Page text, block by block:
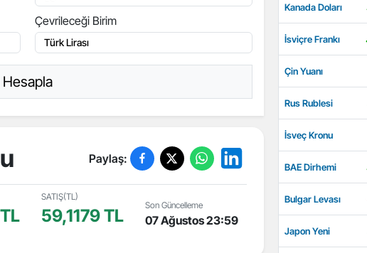
Çevrileceği Birim
Hesapla
Paylaş:
SATIŞ(TL)
59,1179 TL
Son Güncelleme
07 Ağustos 23:59
Kanada Doları
İsviçre Frankı
Çin Yuanı
Rus Rublesi
İsveç Kronu
BAE Dirhemi
Bulgar Levası
Japon Yeni